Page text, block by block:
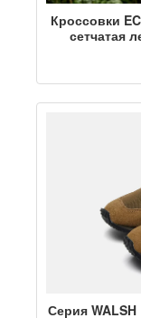
Кроссовки
сетчатая
Серия WALSH